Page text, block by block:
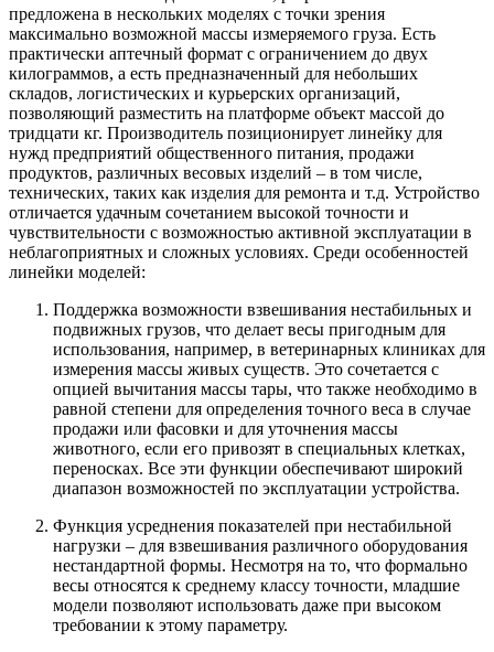
предложена в нескольких моделях с точки зрения
максимально возможной массы измеряемого груза. Есть
практически аптечный формат с ограничением до двух
килограммов, а есть предназначенный для небольших
складов, логистических и курьерских организаций,
позволяющий разместить на платформе объект массой до
тридцати кг. Производитель позиционирует линейку для
нужд предприятий общественного питания, продажи
продуктов, различных весовых изделий – в том числе,
технических, таких как изделия для ремонта и т.д. Устройство
отличается удачным сочетанием высокой точности и
чувствительности с возможностью активной эксплуатации в
неблагоприятных и сложных условиях. Среди особенностей
линейки моделей:
Поддержка возможности взвешивания нестабильных и
подвижных грузов, что делает весы пригодным для
использования, например, в ветеринарных клиниках для
измерения массы живых существ. Это сочетается с
опцией вычитания массы тары, что также необходимо в
равной степени для определения точного веса в случае
продажи или фасовки и для уточнения массы
животного, если его привозят в специальных клетках,
переносках. Все эти функции обеспечивают широкий
диапазон возможностей по эксплуатации устройства.
Функция усреднения показателей при нестабильной
нагрузки – для взвешивания различного оборудования
нестандартной формы. Несмотря на то, что формально
весы относятся к среднему классу точности, младшие
модели позволяют использовать даже при высоком
требовании к этому параметру.